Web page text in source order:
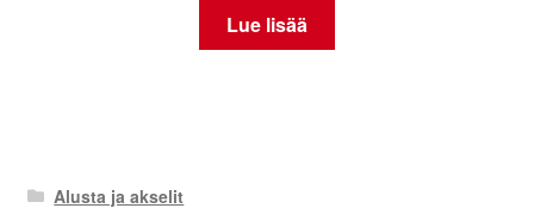
Lue lisää
Alusta ja akselit